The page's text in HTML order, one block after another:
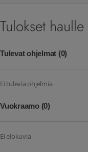
Tulokset haulle
Tulevat ohjelmat (0)
Ei tulevia ohjelmia
Vuokraamo(0)
Ei elokuvia